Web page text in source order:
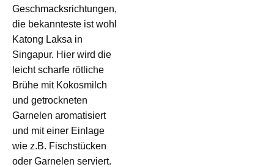
Geschmacksrichtungen,
die bekannteste ist wohl
Katong Laksa in
Singapur. Hier wird die
leicht scharfe rötliche
Brühe mit Kokosmilch
und getrockneten
Garnelen aromatisiert
und mit einer Einlage
wie z.B. Fischstücken
oder Garnelen serviert.